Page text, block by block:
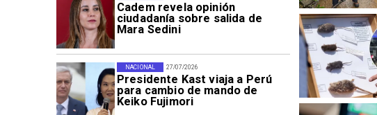
Cadem revela opinión
ciudadanía sobre salida de
Mara Sedini
27/07/2026
Presidente Kast viaja a Perú
para cambio de mando de
Keiko Fujimori
NACIONAL